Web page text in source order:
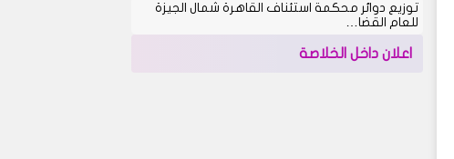
توزيع دوائر محكمة استئناف القاهرة شمال الجيزة
للعام القضا…
اعلان داخل الخلاصة